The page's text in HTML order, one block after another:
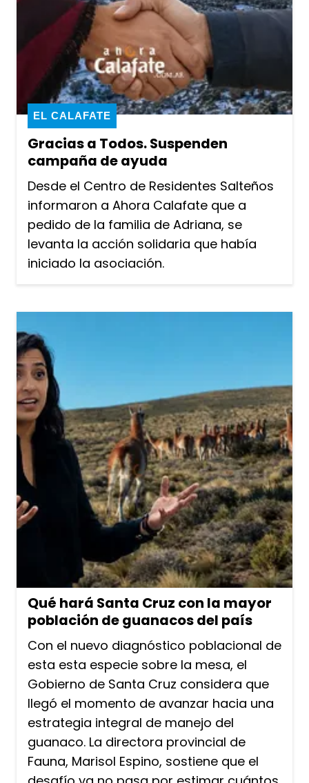
Gracias a Todos. Suspenden
campaña de ayuda
EL CALAFATE
Desde el Centro de Residentes Salteños
informaron a Ahora Calafate que a
pedido de la familia de Adriana, se
levanta la acción solidaria que había
iniciado la asociación.
Qué hará Santa Cruz con la mayor
población de guanacos del país
Con el nuevo diagnóstico poblacional de
esta esta especie sobre la mesa, el
Gobierno de Santa Cruz considera que
llegó el momento de avanzar hacia una
estrategia integral de manejo del
guanaco. La directora provincial de
Fauna, Marisol Espino, sostiene que el